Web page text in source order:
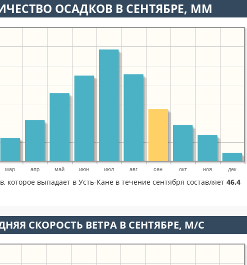
ОСАДКОВ В СЕНТЯБРЕ, ММ
мар апр май июн июл авг сен окт ноя дек
которое выпадает в Усть-Кане в течение сентября составляет 46.4
СКОРОСТЬ ВЕТРА В СЕНТЯБРЕ, М/С